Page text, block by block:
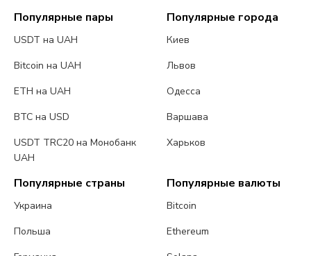
Популярные пары
USDT на UAH
Bitcoin на UAH
ETH на UAH
BTC на USD
USDT TRC20 на Монобанк
UAH
Популярные города
Киев
Львов
Одесса
Варшава
Харьков
Популярные страны
Украина
Польша
Популярные валюты
Bitcoin
Ethereum